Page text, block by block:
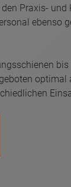
Praxis-
ebenso
optimal